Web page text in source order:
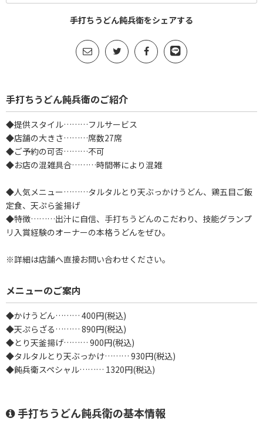
手打ちうどん飩兵衛をシェアする
手打ちうどん飩兵衛のご紹介
◆提供スタイル………フルサービス
◆店舗の大きさ………席数27席
◆ご予約の可否………不可
◆お店の混雑具合………時間帯により混雑
◆人気メニュー………タルタルとり天ぶっかけうどん、鶏五目ご飯
定食、天ぷら釜揚げ
◆特徴………出汁に自信、手打ちうどんのこだわり、技能グランプ
リ入賞経験のオーナーの本格うどんをぜひ。
※詳細は店舗へ直接お問い合わせください。
メニューのご案内
◆かけうどん……… 400円(税込)
◆天ぷらざる……… 890円(税込)
◆とり天釜揚げ……… 900円(税込)
◆タルタルとり天ぶっかけ……… 930円(税込)
◆飩兵衛スペシャル……… 1320円(税込)
手打ちうどん飩兵衛の基本情報